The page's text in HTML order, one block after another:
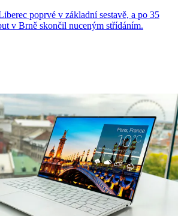
poprvé v základní sestavě, a po 35
v Brně skončil nuceným střídáním.